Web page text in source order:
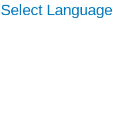
Select Language